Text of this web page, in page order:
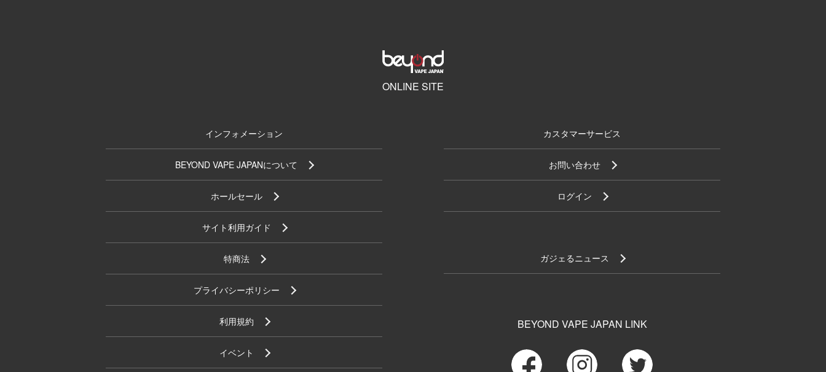
ONLINE SITE
インフォメーション
BEYOND VAPE JAPANについて
ホールセール
サイト利用ガイド
特商法
プライバシーポリシー
利用規約
イベント
カスタマーサービス
お問い合わせ
ログイン
ガジェるニュース
BEYOND VAPE JAPAN LINK